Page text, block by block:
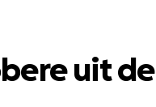
uit